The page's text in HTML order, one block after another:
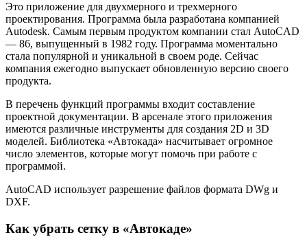
Это приложение для двухмерного и трехмерного
проектирования. Программа была разработана компанией
Autodesk. Самым первым продуктом компании стал AutoCAD
— 86, выпущенный в 1982 году. Программа моментально
стала популярной и уникальной в своем роде. Сейчас
компания ежегодно выпускает обновленную версию своего
продукта.
В перечень функций программы входит составление
проектной документации. В арсенале этого приложения
имеются различные инструменты для создания 2D и 3D
моделей. Библиотека «Автокада» насчитывает огромное
число элементов, которые могут помочь при работе с
программой.
AutoCAD использует разрешение файлов формата DWg и
DXF.
Как убрать сетку в «Автокаде»